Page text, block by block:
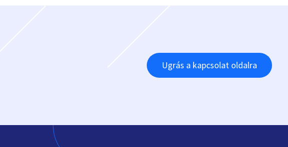
Ugrás a kapcsolat oldalra